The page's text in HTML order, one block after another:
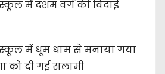
में दशम वर्ग की विदाई
स्कूल में धूम धाम से मनाया गया
को दी गई सलामी